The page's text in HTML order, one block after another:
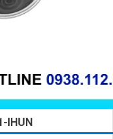
IHUN